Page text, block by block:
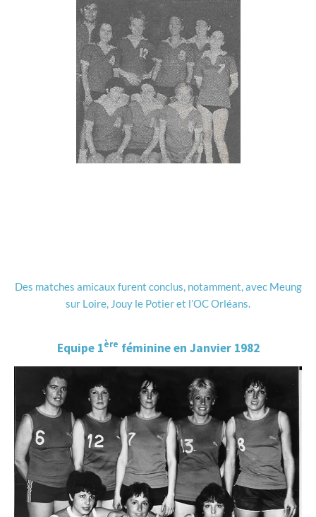
Des matches amicaux furent conclus, notamment, avec Meung
sur Loire, Jouy le Potier et l’OC Orléans.
Equipe 1ère féminine en Janvier 1982